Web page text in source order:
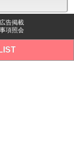
広告掲載
項照会